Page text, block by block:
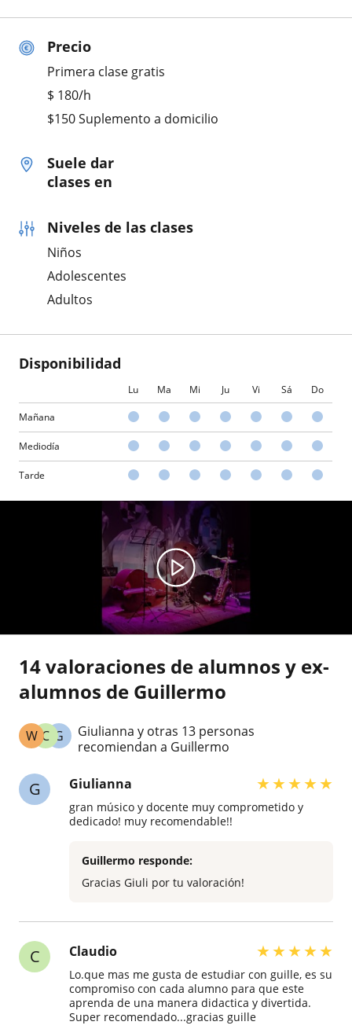
Precio
Primera clase gratis
$ 180/h
$150 Suplemento a domicilio
Suele dar
clases en
Niveles de las clases
Niños
Adolescentes
Adultos
Disponibilidad
Lu Ma Mi Ju Vi Sá Do
Mañana
Mediodía
Tarde
14 valoraciones de alumnos y ex-
alumnos de Guillermo
G
C
W
Giulianna y otras 13 personas
recomiendan a Guillermo
G Giulianna ★★★★★
gran músico y docente muy comprometido y
dedicado! muy recomendable!!
Guillermo responde:
Gracias Giuli por tu valoración!
C Claudio ★★★★★
Lo.que mas me gusta de estudiar con guille, es su
compromiso con cada alumno para que este
aprenda de una manera didactica y divertida.
Super recomendado...gracias guille